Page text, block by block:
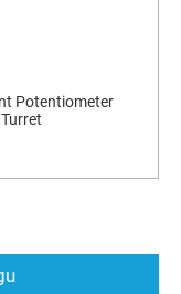
Potentiometer